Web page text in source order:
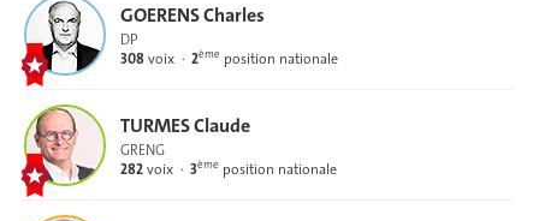
GOERENS Charles
DP
308voix 2ème position nationale
TURMES Claude
GRENG
282voix 3ème position nationale